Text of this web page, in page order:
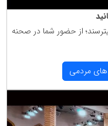
از حضور شما در صحنه
مردمی